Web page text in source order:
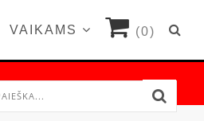
(0)
VAIKAMS